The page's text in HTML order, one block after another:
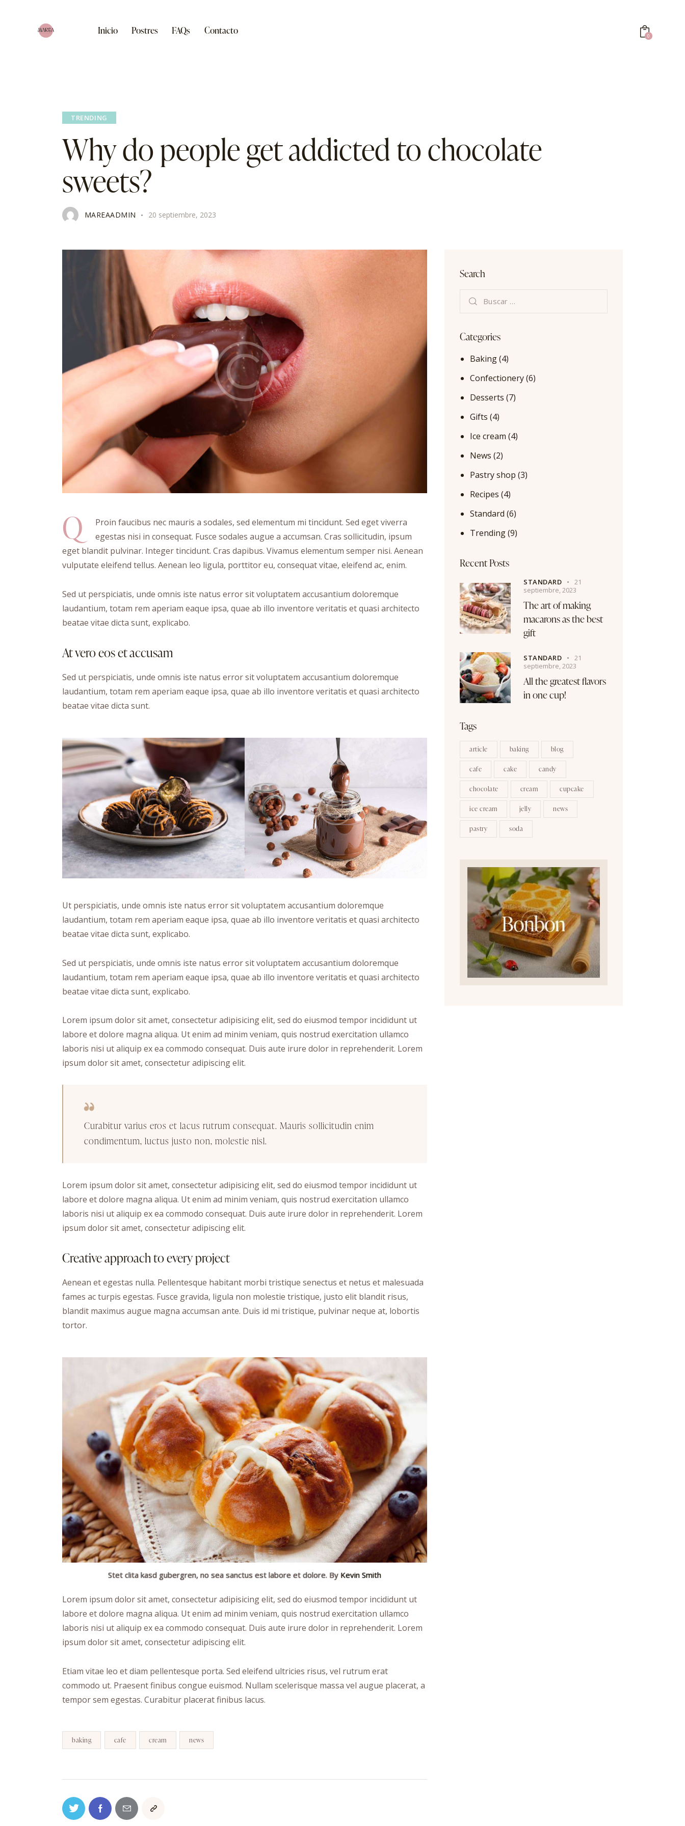
Inicio Postres FAQs Contacto 0
TRENDING
Why do people get addicted to chocolate
sweets?
MAREAADMIN 20 septiembre, 2023
Q
Proin faucibus nec mauris a sodales, sed elementum mi tincidunt. Sed eget viverra
egestas nisi in consequat. Fusce sodales augue a accumsan. Cras sollicitudin, ipsum
eget blandit pulvinar. Integer tincidunt. Cras dapibus. Vivamus elementum semper nisi. Aenean
vulputate eleifend tellus. Aenean leo ligula, porttitor eu, consequat vitae, eleifend ac, enim.
Sed ut perspiciatis, unde omnis iste natus error sit voluptatem accusantium doloremque
laudantium, totam rem aperiam eaque ipsa, quae ab illo inventore veritatis et quasi architecto
beatae vitae dicta sunt, explicabo.
At vero eos et accusam
Sed ut perspiciatis, unde omnis iste natus error sit voluptatem accusantium doloremque
laudantium, totam rem aperiam eaque ipsa, quae ab illo inventore veritatis et quasi architecto
beatae vitae dicta sunt.
Ut perspiciatis, unde omnis iste natus error sit voluptatem accusantium doloremque
laudantium, totam rem aperiam eaque ipsa, quae ab illo inventore veritatis et quasi architecto
beatae vitae dicta sunt, explicabo.
Sed ut perspiciatis, unde omnis iste natus error sit voluptatem accusantium doloremque
laudantium, totam rem aperiam eaque ipsa, quae ab illo inventore veritatis et quasi architecto
beatae vitae dicta sunt, explicabo.
Lorem ipsum dolor sit amet, consectetur adipisicing elit, sed do eiusmod tempor incididunt ut
labore et dolore magna aliqua. Ut enim ad minim veniam, quis nostrud exercitation ullamco
laboris nisi ut aliquip ex ea commodo consequat. Duis aute irure dolor in reprehenderit. Lorem
ipsum dolor sit amet, consectetur adipiscing elit.
Curabitur varius eros et lacus rutrum consequat. Mauris sollicitudin enim
condimentum, luctus justo non, molestie nisl.
Lorem ipsum dolor sit amet, consectetur adipisicing elit, sed do eiusmod tempor incididunt ut
labore et dolore magna aliqua. Ut enim ad minim veniam, quis nostrud exercitation ullamco
laboris nisi ut aliquip ex ea commodo consequat. Duis aute irure dolor in reprehenderit. Lorem
ipsum dolor sit amet, consectetur adipiscing elit.
Creative approach to every project
Aenean et egestas nulla. Pellentesque habitant morbi tristique senectus et netus et malesuada
fames ac turpis egestas. Fusce gravida, ligula non molestie tristique, justo elit blandit risus,
blandit maximus augue magna accumsan ante. Duis id mi tristique, pulvinar neque at, lobortis
tortor.
Stet clita kasd gubergren, no sea sanctus est labore et dolore. By Kevin Smith
Lorem ipsum dolor sit amet, consectetur adipisicing elit, sed do eiusmod tempor incididunt ut
labore et dolore magna aliqua. Ut enim ad minim veniam, quis nostrud exercitation ullamco
laboris nisi ut aliquip ex ea commodo consequat. Duis aute irure dolor in reprehenderit. Lorem
ipsum dolor sit amet, consectetur adipiscing elit.
Etiam vitae leo et diam pellentesque porta. Sed eleifend ultricies risus, vel rutrum erat
commodo ut. Praesent finibus congue euismod. Nullam scelerisque massa vel augue placerat, a
tempor sem egestas. Curabitur placerat finibus lacus.
baking cafe cream news
Search
Categories
Baking(4)
Confectionery(6)
Desserts (7)
Gifts (4)
Ice cream (4)
News (2)
Pastry shop (3)
Recipes (4)
Standard (6)
Trending(9)
Recent Posts
STANDARD
21
septiembre, 2023
The art of making
macarons as the best
gift
STANDARD
21
septiembre, 2023
All the greatest flavors
in one cup!
Tags
article baking blog
cafe cake candy
chocolate cream cupcake
ice cream jelly news
pastry soda